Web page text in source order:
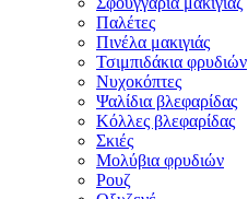
Παλέτες
Πινέλα μακιγιάς
Τσιμπιδάκια φρυδιών
Νυχοκόπτες
Ψαλίδια βλεφαρίδας
Κόλλες βλεφαρίδας
Σκιές
Μολύβια φρυδιών
Ρουζ